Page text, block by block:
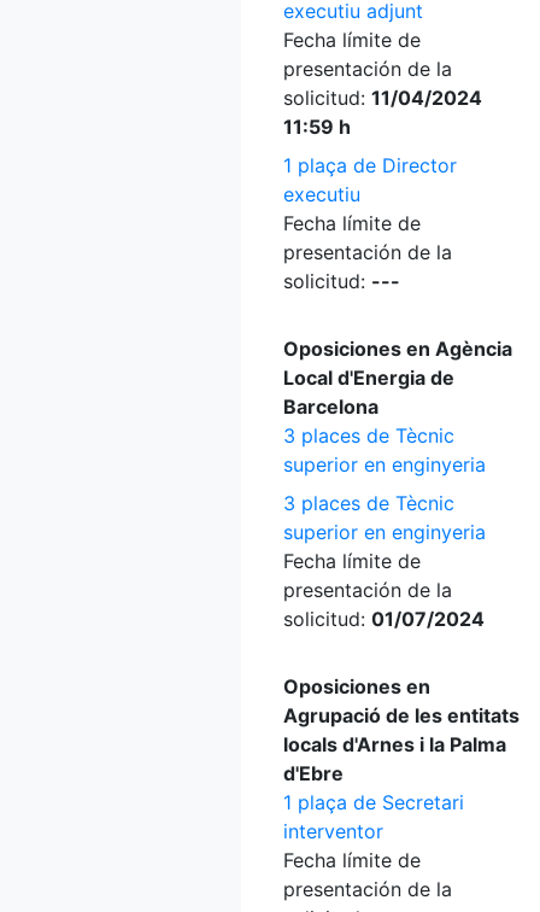
executiu adjunt
Fecha límite de
presentación de la
solicitud: 11/04/2024
11:59 h
1 plaça de Director
executiu
Fecha límite de
presentación de la
solicitud: ---
Oposiciones en Agència
Local d'Energia de
Barcelona
3 places de Tècnic
superior en enginyeria
3 places de Tècnic
superior en enginyeria
Fecha límite de
presentación de la
solicitud: 01/07/2024
Oposiciones en
Agrupació de les entitats
locals d'Arnes i la Palma
d'Ebre
1 plaça de Secretari
interventor
Fecha límite de
presentación de la